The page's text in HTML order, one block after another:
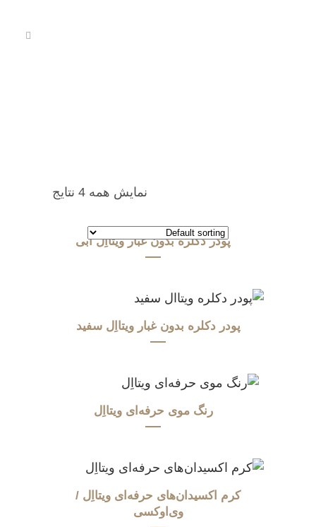
نمایش همه 4 نتایج
پودر دکلره بدون غبار ویتااِل آبی
پودر دکلره بدون غبار ویتااِل سفید
رنگ موی حرفه‌ای ویتااِل
کرم اکسیدان‌های حرفه‌ای ویتااِل /
وی‌اوکسی